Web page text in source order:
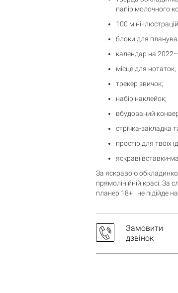
папір молочного
100 міні-
блоки для
календар на
місце для нотаток;
трекер звичок;
набір наклейок;
вбудований
стрічка-закладка
простір для твоїх
яскраві вставки-
За яскравою
прямолінійній красі. За
планер 18+ і не підійде
Замовити
дзвінок
Кошик порожній